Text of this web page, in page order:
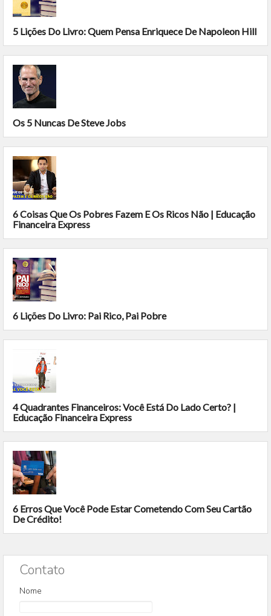
5 Lições Do Livro: Quem Pensa Enriquece De Napoleon Hill
Os 5 Nuncas De Steve Jobs
6 Coisas Que Os Pobres Fazem E Os Ricos Não | Educação
Financeira Express
6 Lições Do Livro: Pai Rico, Pai Pobre
4 Quadrantes Financeiros: Você Está Do Lado Certo? |
Educação Financeira Express
6 Erros Que Você Pode Estar Cometendo Com Seu Cartão
De Crédito!
Contato
Nome